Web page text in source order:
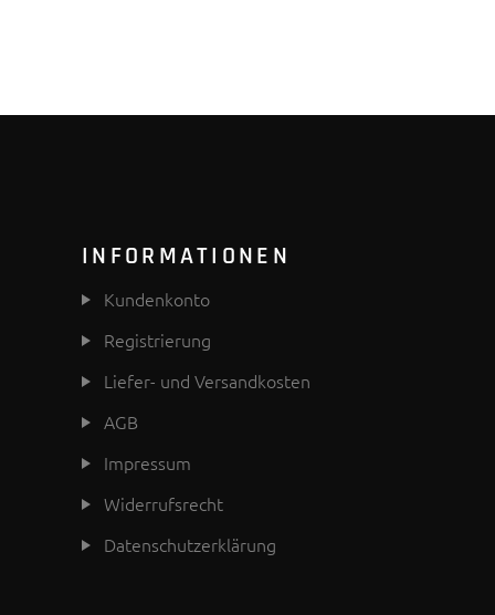
INFORMATIONEN
Kundenkonto
Registrierung
Liefer- und Versandkosten
AGB
Impressum
Widerrufsrecht
Datenschutzerklärung